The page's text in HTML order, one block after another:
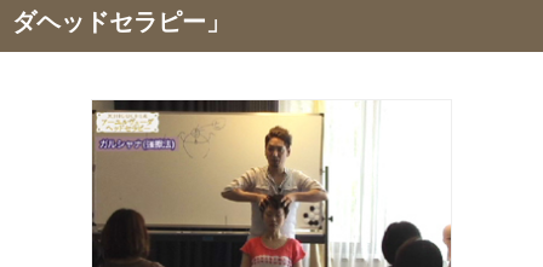
ダヘッドセラピー」